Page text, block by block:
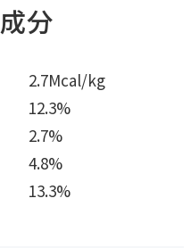
成分
2.7Mcal/kg
12.3%
2.7%
4.8%
13.3%